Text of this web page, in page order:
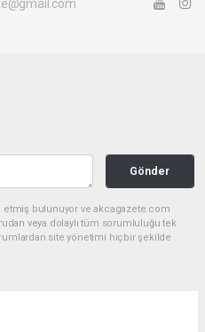
Gönder
etmiş bulunuyor ve akcagazete.com
veya dolaylı tüm sorumluluğu tek
site yönetimi hiçbir şekilde